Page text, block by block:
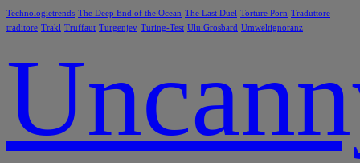
Technologietrends The Deep End of the Ocean The Last Duel Torture Porn Traduttore
traditore Trakl Truffaut Turgenjev Turing-Test Ulu Grosbard Umweltignoranz